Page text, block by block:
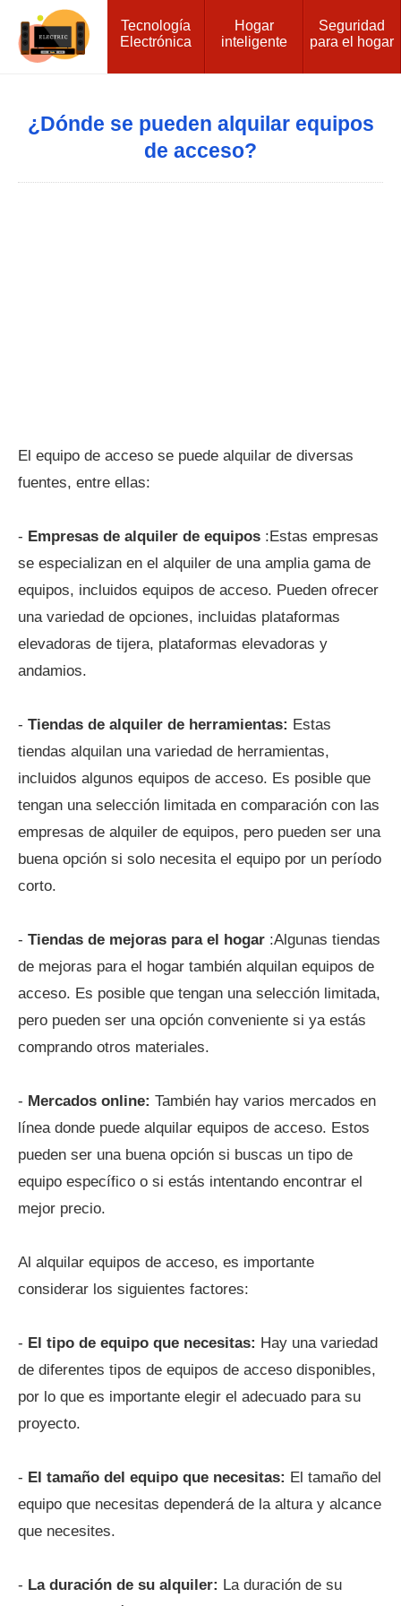
Tecnología
Electrónica
Hogar
inteligente
Seguridad
para el hogar
¿Dónde se pueden alquilar equipos
de acceso?
El equipo de acceso se puede alquilar de diversas
fuentes, entre ellas:
- Empresas de alquiler de equipos :Estas empresas
se especializan en el alquiler de una amplia gama de
equipos, incluidos equipos de acceso. Pueden ofrecer
una variedad de opciones, incluidas plataformas
elevadoras de tijera, plataformas elevadoras y
andamios.
- Tiendas de alquiler de herramientas: Estas
tiendas alquilan una variedad de herramientas,
incluidos algunos equipos de acceso. Es posible que
tengan una selección limitada en comparación con las
empresas de alquiler de equipos, pero pueden ser una
buena opción si solo necesita el equipo por un período
corto.
- Tiendas de mejoras para el hogar :Algunas tiendas
de mejoras para el hogar también alquilan equipos de
acceso. Es posible que tengan una selección limitada,
pero pueden ser una opción conveniente si ya estás
comprando otros materiales.
- Mercados online: También hay varios mercados en
línea donde puede alquilar equipos de acceso. Estos
pueden ser una buena opción si buscas un tipo de
equipo específico o si estás intentando encontrar el
mejor precio.
Al alquilar equipos de acceso, es importante
considerar los siguientes factores:
- El tipo de equipo que necesitas: Hay una variedad
de diferentes tipos de equipos de acceso disponibles,
por lo que es importante elegir el adecuado para su
proyecto.
- El tamaño del equipo que necesitas: El tamaño del
equipo que necesitas dependerá de la altura y alcance
que necesites.
- La duración de su alquiler: La duración de su